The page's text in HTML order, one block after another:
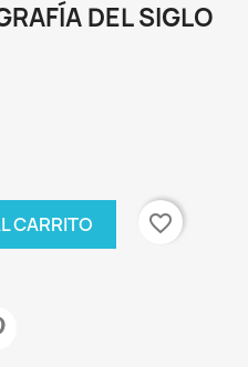
DEL SIGLO
CARRITO favorite_border